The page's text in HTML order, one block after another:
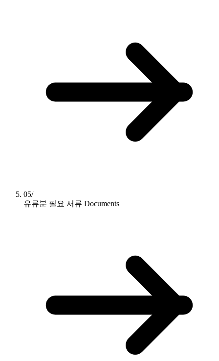
05/
유류분 필요 서류 Documents